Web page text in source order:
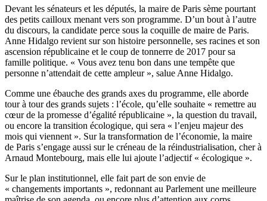
Devant les sénateurs et les députés, la maire de Paris sème pourtant
des petits cailloux menant vers son programme. D’un bout à l’autre
du discours, la candidate perce sous la coquille de maire de Paris.
Anne Hidalgo revient sur son histoire personnelle, ses racines et son
ascension républicaine et le coup de tonnerre de 2017 pour sa
famille politique. « Vous avez tenu bon dans une tempête que
personne n’attendait de cette ampleur », salue Anne Hidalgo.
Comme une ébauche des grands axes du programme, elle aborde
tour à tour des grands sujets : l’école, qu’elle souhaite « remettre au
cœur de la promesse d’égalité républicaine », la question du travail,
ou encore la transition écologique, qui sera « l’enjeu majeur des
mois qui viennent ». Sur la transformation de l’économie, la maire
de Paris s’engage aussi sur le créneau de la réindustrialisation, cher à
Arnaud Montebourg, mais elle lui ajoute l’adjectif « écologique ».
Sur le plan institutionnel, elle fait part de son envie de
« changements importants », redonnant au Parlement une meilleure